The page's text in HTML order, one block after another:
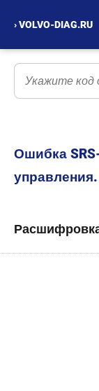
› VOLVO-DIAG.RU
Ошибка